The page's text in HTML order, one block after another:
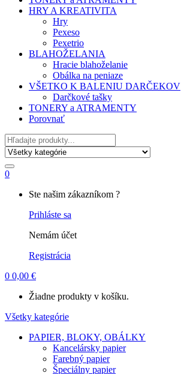
HRY A KREATIVITA
Hry
Pexeso
Pexetrio
BLAHOŽELANIA
Hracie blahoželanie
Obálka na peniaze
VŠETKO K BALENIU DARČEKOV
Darčkové tašky
TONERY a ATRAMENTY
Porovnať
Hľadať
0
Ste našim zákazníkom ?
Prihláste sa
Nemám účet
Registrácia
0 0,00 €
Žiadne produkty v košíku.
Všetky kategórie
PAPIER, BLOKY, OBÁLKY
Kancelársky papier
Farebný papier
Špeciálny papier